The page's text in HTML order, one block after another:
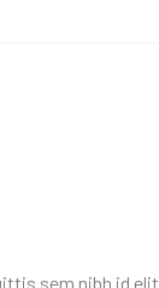
sem nibh id